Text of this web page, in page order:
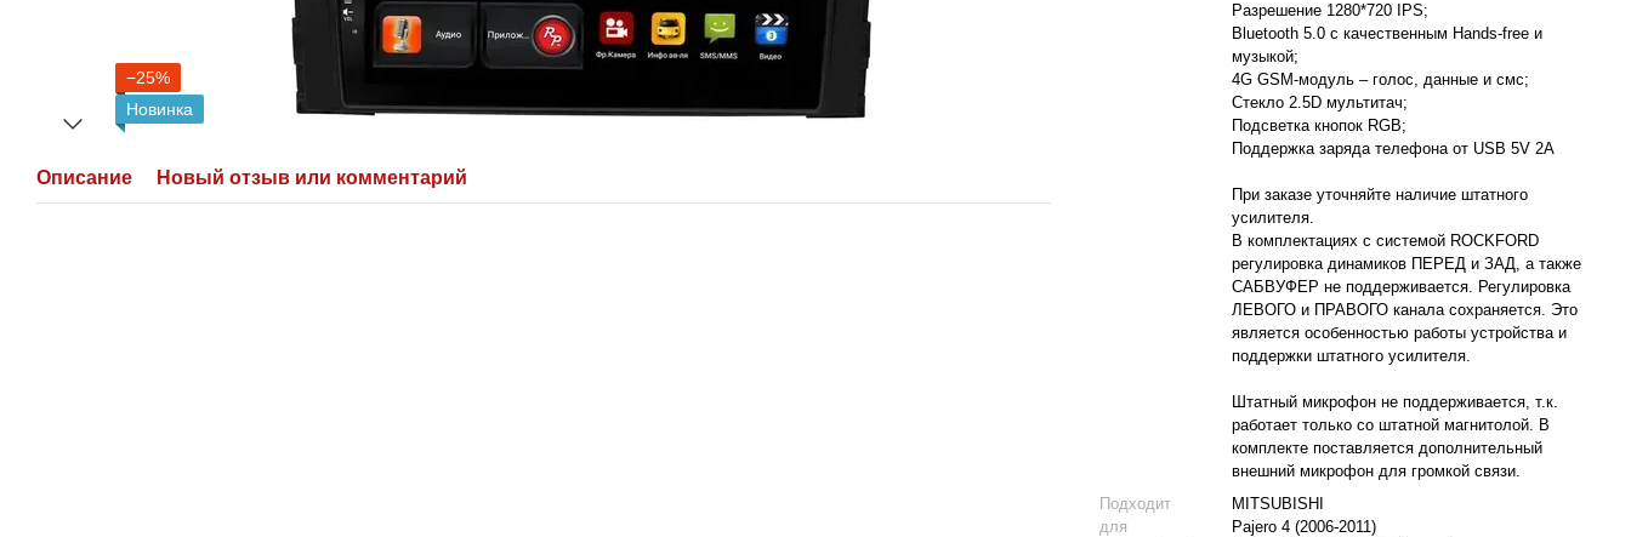
−25%
Новинка
Описание Новый отзыв или комментарий
Разрешение 1280*720 IPS;
Bluetooth 5.0 с качественным Hands-free и
музыкой;
4G GSM-модуль – голос, данные и смс;
Cтекло 2.5D мультитач;
Подсветка кнопок RGB;
Поддержка заряда телефона от USB 5V 2A
При заказе уточняйте наличие штатного
усилителя.
В комплектациях с системой ROCKFORD
регулировка динамиков ПЕРЕД и ЗАД, а также
САБВУФЕР не поддерживается. Регулировка
ЛЕВОГО и ПРАВОГО канала сохраняется. Это
является особенностью работы устройства и
поддержки штатного усилителя.
Штатный микрофон не поддерживается, т.к.
работает только со штатной магнитолой. В
комплекте поставляется дополнительный
внешний микрофон для громкой связи.
Подходит
для
MITSUBISHI
Pajero 4 (2006-2011)